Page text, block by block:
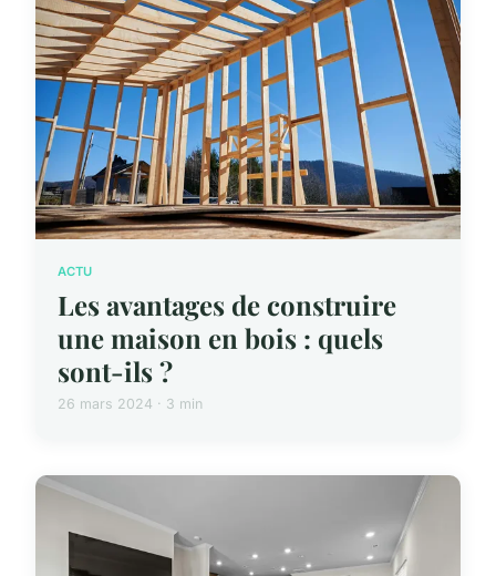
ACTU
Les avantages de construire
une maison en bois : quels
sont-ils ?
26 mars 2024 · 3 min